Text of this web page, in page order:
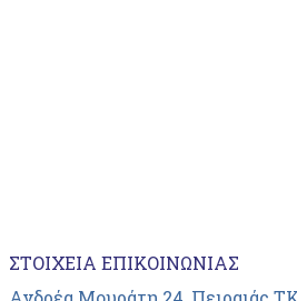
ΣΤΟΙΧΕΊΑ ΕΠΙΚΟΙΝΩΝΊΑΣ